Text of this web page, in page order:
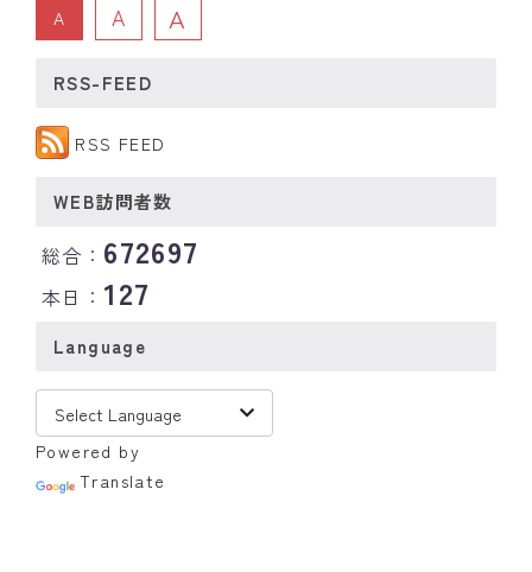
A A A
RSS-FEED
RSS FEED
WEB訪問者数
総合： 672697
本日：127
Language
Powered by
Translate